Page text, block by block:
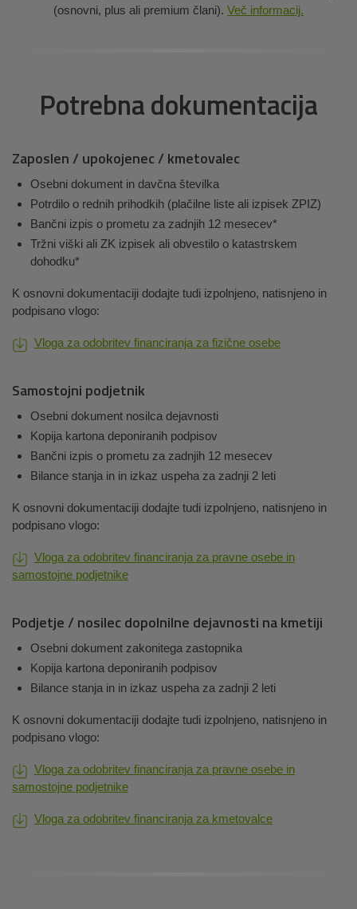
(osnovni, plus ali premium člani). Več informacij.
Potrebna dokumentacija
Zaposlen / upokojenec / kmetovalec
Osebni dokument in davčna številka
Potrdilo o rednih prihodkih (plačilne liste ali izpisek ZPIZ)
Bančni izpis o prometu za zadnjih 12 mesecev*
Tržni viški ali ZK izpisek ali obvestilo o katastrskem
dohodku*
K osnovni dokumentaciji dodajte tudi izpolnjeno, natisnjeno in
podpisano vlogo:
Vloga za odobritev financiranja za fizične osebe
Samostojni podjetnik
Osebni dokument nosilca dejavnosti
Kopija kartona deponiranih podpisov
Bančni izpis o prometu za zadnjih 12 mesecev
Bilance stanja in in izkaz uspeha za zadnji 2 leti
K osnovni dokumentaciji dodajte tudi izpolnjeno, natisnjeno in
podpisano vlogo:
Vloga za odobritev financiranja za pravne osebe in
samostojne podjetnike
Podjetje / nosilec dopolnilne dejavnosti na kmetiji
Osebni dokument zakonitega zastopnika
Kopija kartona deponiranih podpisov
Bilance stanja in in izkaz uspeha za zadnji 2 leti
K osnovni dokumentaciji dodajte tudi izpolnjeno, natisnjeno in
podpisano vlogo:
Vloga za odobritev financiranja za pravne osebe in
samostojne podjetnike
Vloga za odobritev financiranja za kmetovalce